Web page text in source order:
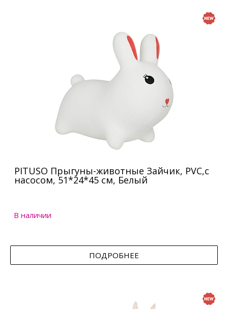
PITUSO Прыгуны-животные Зайчик, PVC,с
насосом, 51*24*45 см, Белый
В наличии
ПОДРОБНЕЕ